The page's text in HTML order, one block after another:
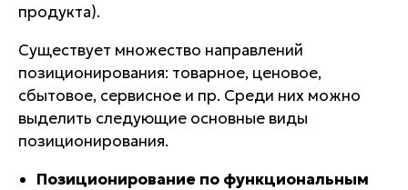
продукта).
Существует множество направлений
позиционирования: товарное, ценовое,
сбытовое, сервисное и пр. Среди них можно
выделить следующие основные виды
позиционирования.
Позиционирование по функциональным